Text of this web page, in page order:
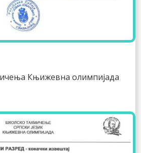
Књижевна олимпијада